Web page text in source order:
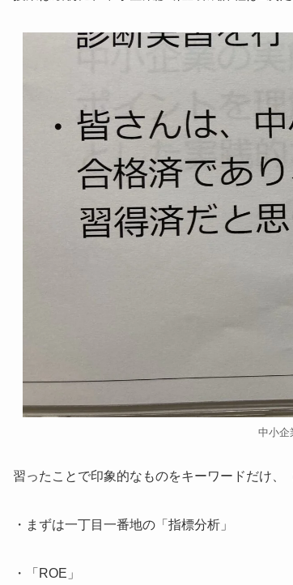
中小企
習ったことで印象的なものをキーワードだけ、
・まずは一丁目一番地の「指標分析」
・「ROE」